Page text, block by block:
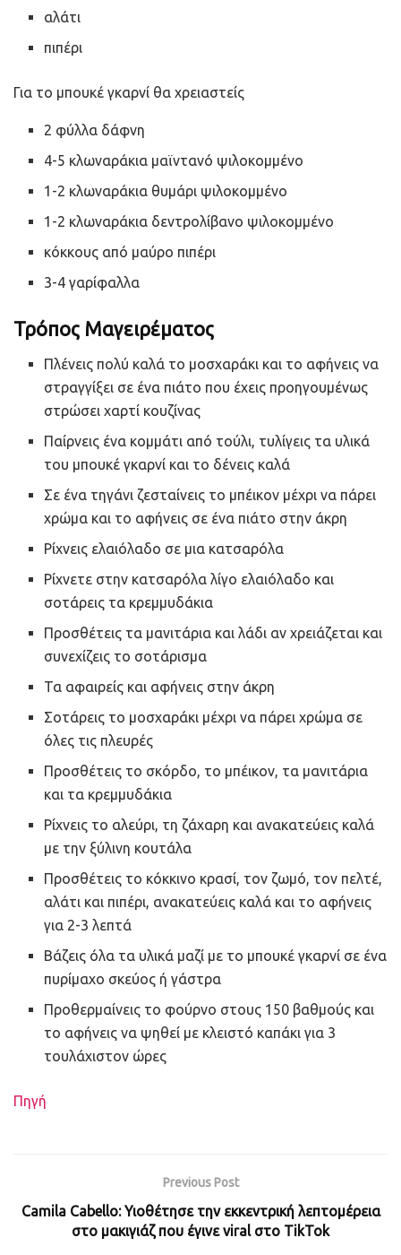
αλάτι
πιπέρι
Για το μπουκέ γκαρνί θα χρειαστείς
2 φύλλα δάφνη
4-5 κλωναράκια μαϊντανό ψιλοκομμένο
1-2 κλωναράκια θυμάρι ψιλοκομμένο
1-2 κλωναράκια δεντρολίβανο ψιλοκομμένο
κόκκους από μαύρο πιπέρι
3-4 γαρίφαλλα
Τρόπος Μαγειρέματος
Πλένεις πολύ καλά το μοσχαράκι και το αφήνεις να
στραγγίξει σε ένα πιάτο που έχεις προηγουμένως
στρώσει χαρτί κουζίνας
Παίρνεις ένα κομμάτι από τούλι, τυλίγεις τα υλικά
του μπουκέ γκαρνί και το δένεις καλά
Σε ένα τηγάνι ζεσταίνεις το μπέικον μέχρι να πάρει
χρώμα και το αφήνεις σε ένα πιάτο στην άκρη
Ρίχνεις ελαιόλαδο σε μια κατσαρόλα
Ρίχνετε στην κατσαρόλα λίγο ελαιόλαδο και
σοτάρεις τα κρεμμυδάκια
Προσθέτεις τα μανιτάρια και λάδι αν χρειάζεται και
συνεχίζεις το σοτάρισμα
Τα αφαιρείς και αφήνεις στην άκρη
Σοτάρεις το μοσχαράκι μέχρι να πάρει χρώμα σε
όλες τις πλευρές
Προσθέτεις το σκόρδο, το μπέικον, τα μανιτάρια
και τα κρεμμυδάκια
Ρίχνεις το αλεύρι, τη ζάχαρη και ανακατεύεις καλά
με την ξύλινη κουτάλα
Προσθέτεις το κόκκινο κρασί, τον ζωμό, τον πελτέ,
αλάτι και πιπέρι, ανακατεύεις καλά και το αφήνεις
για 2-3 λεπτά
Βάζεις όλα τα υλικά μαζί με το μπουκέ γκαρνί σε ένα
πυρίμαχο σκεύος ή γάστρα
Προθερμαίνεις το φούρνο στους 150 βαθμούς και
το αφήνεις να ψηθεί με κλειστό καπάκι για 3
τουλάχιστον ώρες
Πηγή
Previous Post
Camila Cabello: Υιοθέτησε την εκκεντρική λεπτομέρεια
στο μακιγιάζ που έγινε viral στο TikTok